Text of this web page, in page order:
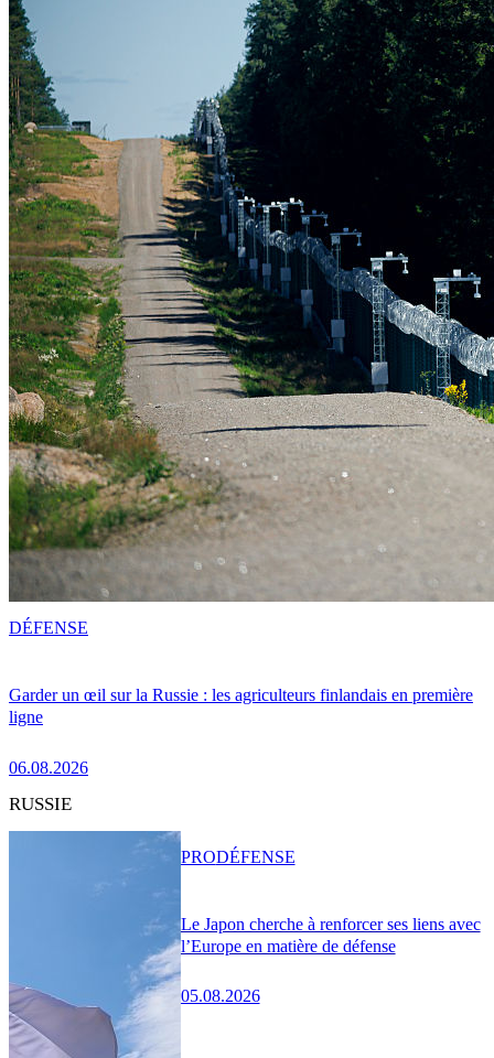
Garder un œil sur la Russie : les agriculteurs finlandais en première
ligne
06.08.2026
DÉFENSE
RUSSIE
Le Japon cherche à renforcer ses liens avec
l’Europe en matière de défense
05.08.2026
PRODÉFENSE